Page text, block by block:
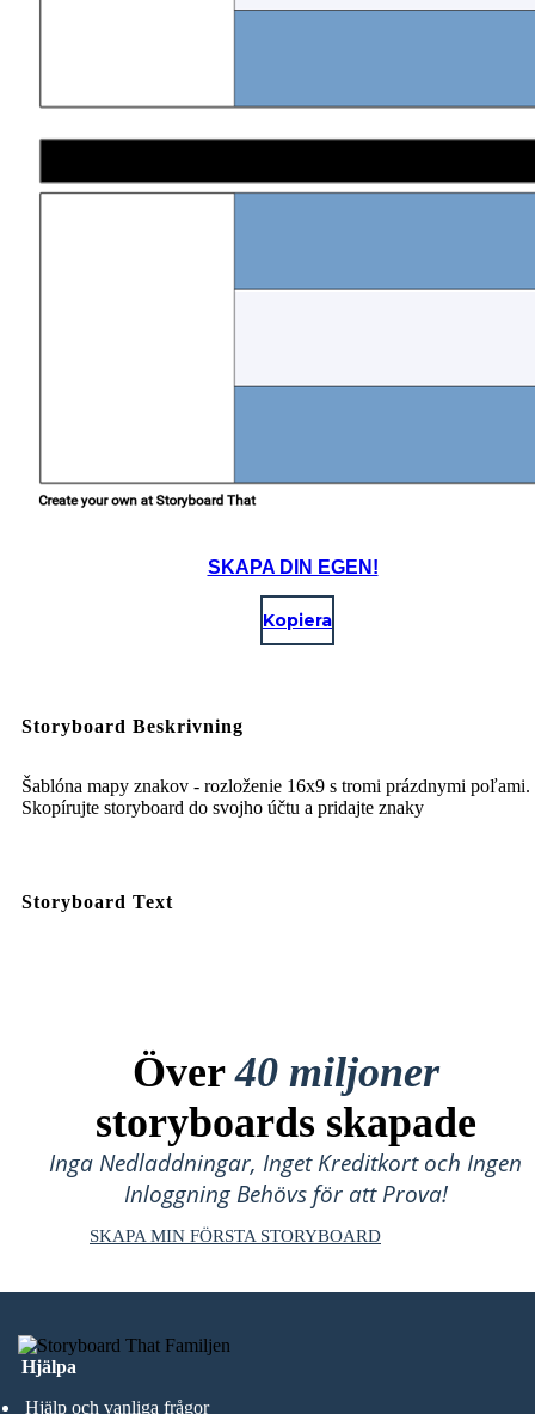
SKAPA DIN EGEN!
Kopiera
Storyboard Beskrivning
Šablóna mapy znakov - rozloženie 16x9 s tromi prázdnymi poľami.
Skopírujte storyboard do svojho účtu a pridajte znaky
Storyboard Text
Över40 miljoner
storyboards skapade
Inga Nedladdningar, Inget Kreditkort och Ingen
Inloggning Behövs för att Prova!
SKAPA MIN FÖRSTA STORYBOARD
Hjälpa
Hjälp och vanliga frågor